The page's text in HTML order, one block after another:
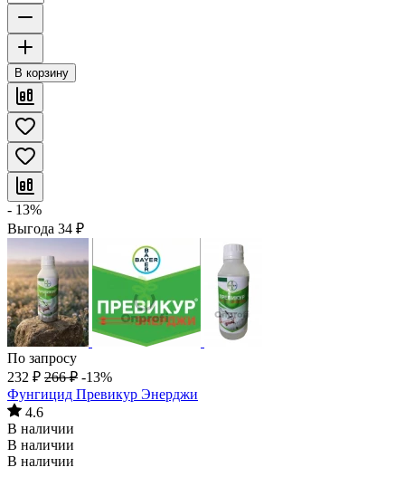
В корзину
- 13%
Выгода 34 ₽
По запросу
232 ₽ 266 ₽ -13%
Фунгицид Превикур Энерджи
4.6
В наличии
В наличии
В наличии